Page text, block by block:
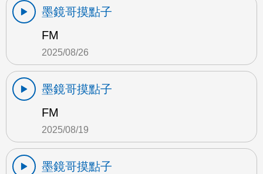
墨鏡哥摸點子
FM
2025/08/26
墨鏡哥摸點子
FM
2025/08/19
墨鏡哥摸點子